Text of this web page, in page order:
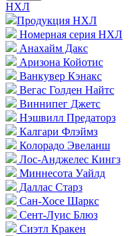
НХЛ
Продукция НХЛ
Номерная серия НХЛ
Анахайм Дакс
Аризона Койотис
Ванкувер Кэнакс
Вегас Голден Найтс
Виннипег Джетс
Нэшвилл Предаторз
Калгари Флэймз
Колорадо Эвеланш
Лос-Анджелес Кингз
Миннесота Уайлд
Даллас Старз
Сан-Хосе Шаркс
Сент-Луис Блюз
Сиэтл Кракен